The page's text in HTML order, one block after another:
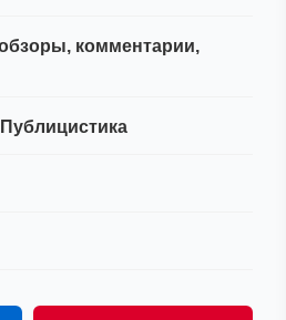
комментарии,